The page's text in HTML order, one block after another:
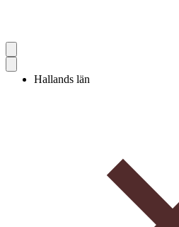
Hallands län